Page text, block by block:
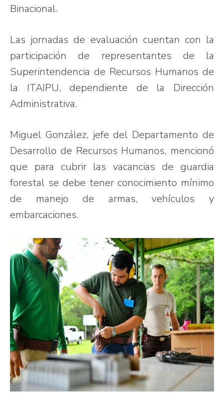
Binacional.
Las jornadas de evaluación cuentan con la
participación de representantes de la
Superintendencia de Recursos Humanos de
la ITAIPU, dependiente de la Dirección
Administrativa.
Miguel González, jefe del Departamento de
Desarrollo de Recursos Humanos, mencionó
que para cubrir las vacancias de guardia
forestal se debe tener conocimiento mínimo
de manejo de armas, vehículos y
embarcaciones.